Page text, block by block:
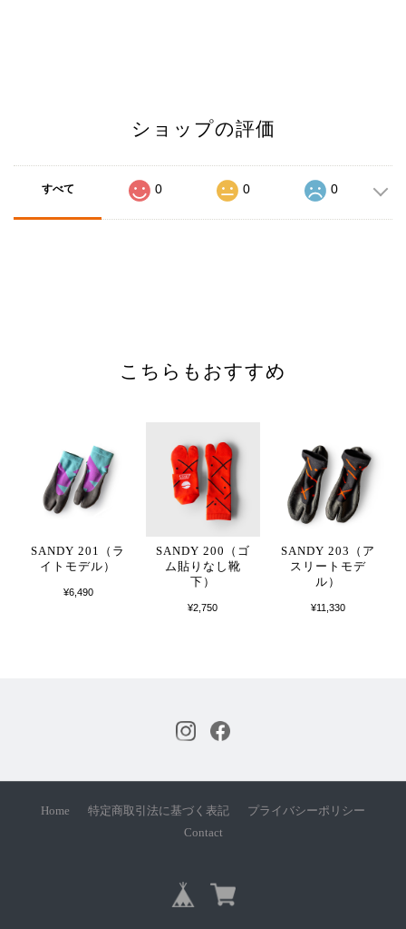
ショップの評価
すべて 0 0 0
こちらもおすすめ
SANDY 201（ラ
イトモデル）
¥6,490
SANDY 200（ゴ
ム貼りなし靴
下）
¥2,750
SANDY 203（ア
スリートモデ
ル）
¥11,330
Home 特定商取引法に基づく表記
プライバシーポリシー
Contact